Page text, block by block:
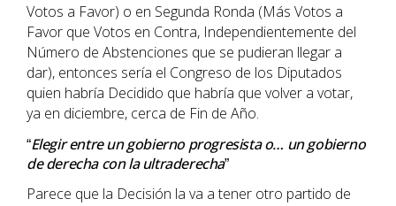
Votos a Favor) o en Segunda Ronda (Más Votos a
Favor que Votos en Contra, Independientemente del
Número de Abstenciones que se pudieran llegar a
dar), entonces sería el Congreso de los Diputados
quien habría Decidido que habría que volver a votar,
ya en diciembre, cerca de Fin de Año.
“Elegir entre un gobierno progresista o… un gobierno
de derecha con la ultraderecha”
Parece que la Decisión la va a tener otro partido de